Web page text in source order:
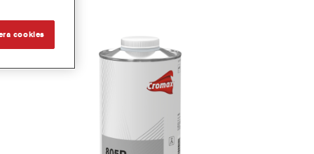
cookies